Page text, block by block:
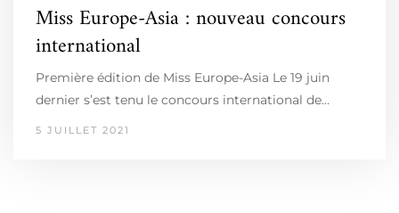
Miss Europe-Asia : nouveau concours
international
Première édition de Miss Europe-Asia Le 19 juin
dernier s’est tenu le concours international de…
5 JUILLET 2021